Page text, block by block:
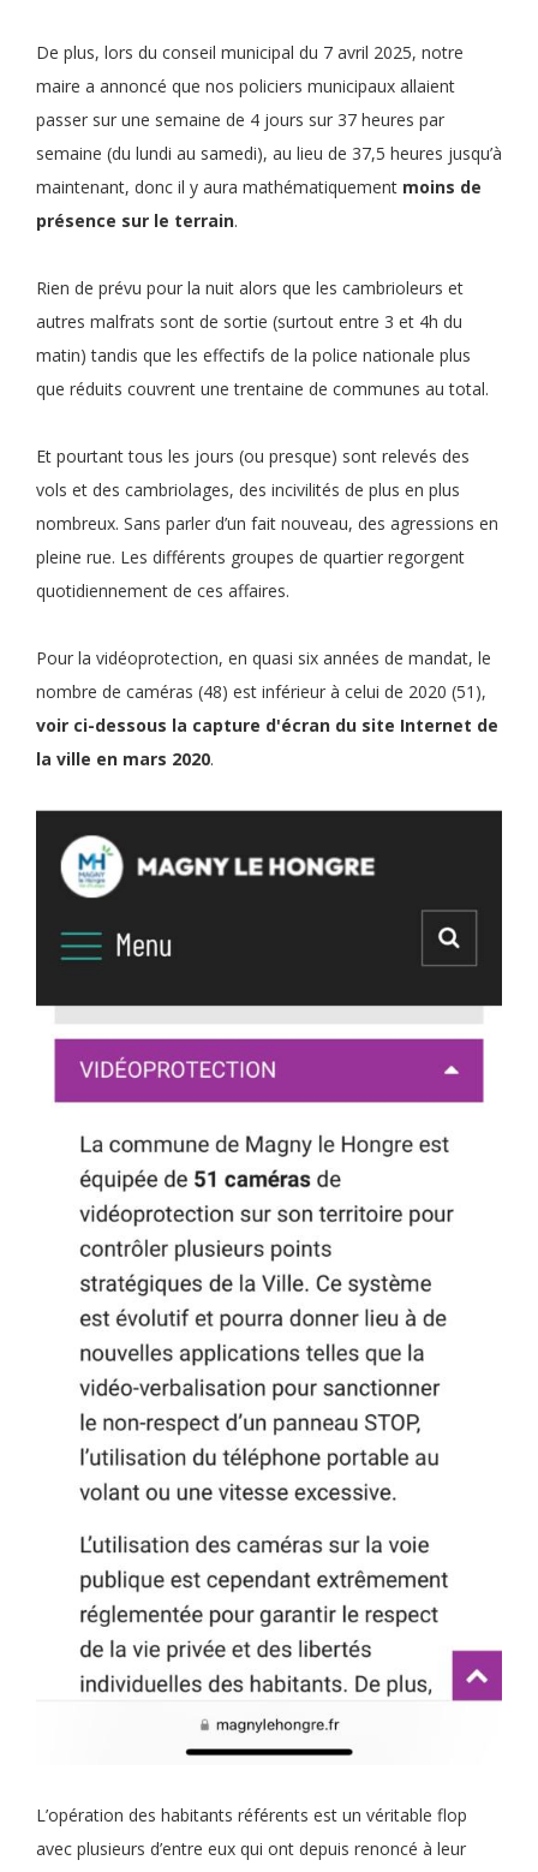
De plus, lors du conseil municipal du 7 avril 2025, notre
maire a annoncé que nos policiers municipaux allaient
passer sur une semaine de 4 jours sur 37 heures par
semaine (du lundi au samedi), au lieu de 37,5 heures jusqu’à
maintenant, donc il y aura mathématiquement moins de
présence sur le terrain.
Rien de prévu pour la nuit alors que les cambrioleurs et
autres malfrats sont de sortie (surtout entre 3 et 4h du
matin) tandis que les effectifs de la police nationale plus
que réduits couvrent une trentaine de communes au total.
Et pourtant tous les jours (ou presque) sont relevés des
vols et des cambriolages, des incivilités de plus en plus
nombreux. Sans parler d’un fait nouveau, des agressions en
pleine rue. Les différents groupes de quartier regorgent
quotidiennement de ces affaires.
Pour la vidéoprotection, en quasi six années de mandat, le
nombre de caméras (48) est inférieur à celui de 2020 (51),
voir ci-dessous la capture d'écran du site Internet de
la ville en mars 2020.
L’opération des habitants référents est un véritable flop
avec plusieurs d’entre eux qui ont depuis renoncé à leur